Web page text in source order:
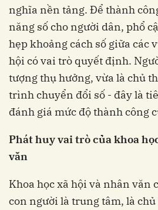
nghĩa nền tảng. Để thành
năng số cho người dân, phổ
hẹp khoảng cách số giữa các
hội có vai trò quyết định.
tượng thụ hưởng, vừa là chủ
trình chuyển đổi số - đây là
đánh giá mức độ thành công
Phát huy vai trò của khoa
văn
Khoa học xã hội và nhân văn
con người là trung tâm, là